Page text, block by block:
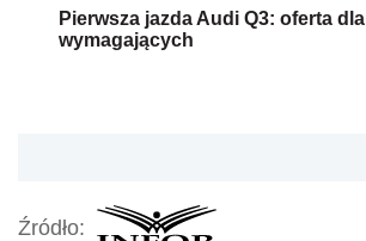
Pierwsza jazda Audi Q3: oferta dla
wymagających
Źródło: